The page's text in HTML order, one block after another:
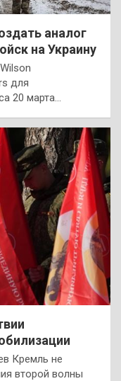
аналог
на Украину
для
20 марта…
Кремль не
второй волны